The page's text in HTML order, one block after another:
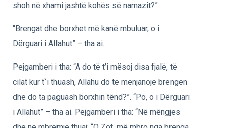
shoh në xhami jashtë kohës së namazit?”
“Brengat dhe borxhet më kanë mbuluar, o i
Dërguari i Allahut” – tha ai.
Pejgamberi i tha: “A do të t’i mësoj disa fjalë, të
cilat kur t`i thuash, Allahu do të mënjanojë brengën
dhe do ta paguash borxhin tënd?”. “Po, o i Dërguari
i Allahut” – tha ai. Pejgamberi i tha: “Në mëngjes